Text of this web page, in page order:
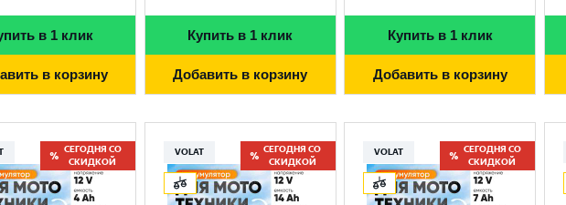
в 1 клик
в корзину
Купить в 1 клик
Добавить в корзину
Купить в 1 клик
Добавить в корзину
СЕГОДНЯ СО
СКИДКОЙ
VOLAT
СЕГОДНЯ СО
СКИДКОЙ
VOLAT
СЕГОДНЯ СО
СКИДКОЙ